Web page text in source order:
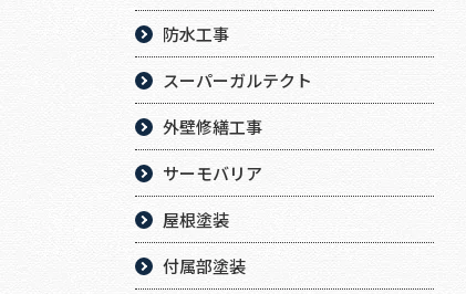
防水工事
スーパーガルテクト
外壁修繕工事
サーモバリア
屋根塗装
付属部塗装